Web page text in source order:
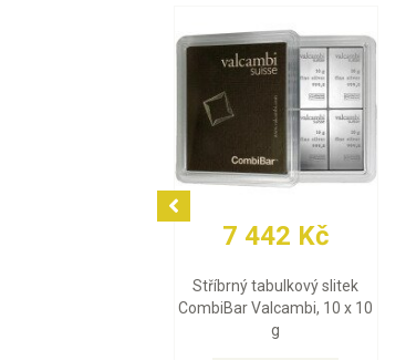
CombiBar Valcambi, 10 x 10
2 034 Kč
Stříbrná mince Britannia
Charles III 2026, 1 oz